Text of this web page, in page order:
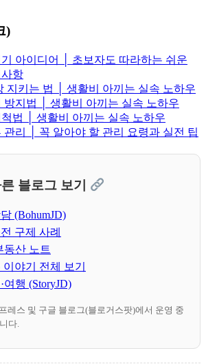
)
아이디어 │ 초보자도 따라하는 쉬운
항
지키는 법 │ 생활비 아끼는 실속 노하우
방지법 │ 생활비 아끼는 실속 노하우
법 │ 생활비 아끼는 실속 노하우
관리 │ 꼭 알아야 할 관리 요령과 실전 팁
블로그 보기
(BohumJD)
구제 사례
동산 노트
야기 전체 보기
여행 (StoryJD)
레스 및 구글 블로그(블로거스팟)에서 운영 중
다.